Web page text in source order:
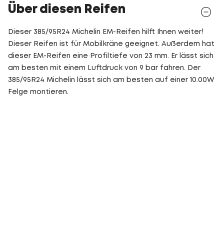
Über diesen Reifen
Dieser 385/95R24 Michelin EM-Reifen hilft Ihnen weiter!
Dieser Reifen ist für Mobilkräne geeignet. Außerdem hat
dieser EM-Reifen eine Profiltiefe von 23 mm. Er lässt sich
am besten mit einem Luftdruck von 9 bar fahren. Der
385/95R24 Michelin lässt sich am besten auf einer 10.00W
Felge montieren.